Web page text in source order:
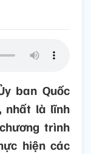
ban Quốc
nhất là lĩnh
trình
hiện các